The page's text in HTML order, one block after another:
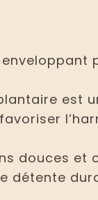
est
douces et
détente